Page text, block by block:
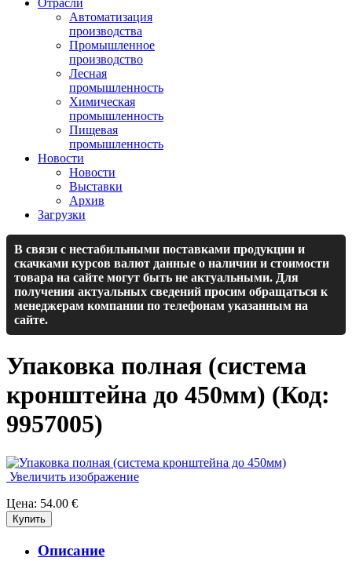
Отрасли
Автоматизация
производства
Промышленное
производство
Лесная
промышленность
Химическая
промышленность
Пищевая
промышленность
Новости
Новости
Выставки
Архив
Загрузки
В связи с нестабильными поставками продукции и
скачками курсов валют данные о наличии и стоимости
товара на сайте могут быть не актуальными. Для
получения актуальных сведений просим обращаться к
менеджерам компании по телефонам указанным на
сайте.
Упаковка полная (система
кронштейна до 450мм) (Код:
9957005)
Увеличить изображение
Цена: 54.00 €
Описание